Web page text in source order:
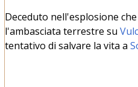
Deceduto nell'esplosione
l'ambasciata terrestre su
tentativo di salvare la vita a